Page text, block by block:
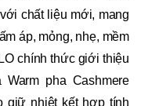
chất liệu mới, mang
áp, mỏng, nhẹ, mềm
chính thức giới thiệu
pha Cashmere
giữ nhiệt kết hợp tính